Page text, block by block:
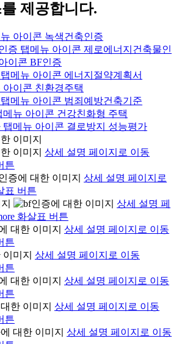
제공합니다.
녹색건축인증
제로에너지건축물인
BF인증
에너지절약계획서
친환경주택
범죄예방건축기준
건강친화형 주택
결로방지 성능평가
상세 설명 페이지로 이동
상세 설명 페이지로
상세 설명 페
상세 설명 페이지로 이동
상세 설명 페이지로 이동
상세 설명 페이지로 이동
상세 설명 페이지로 이동
상세 설명 페이지로 이동